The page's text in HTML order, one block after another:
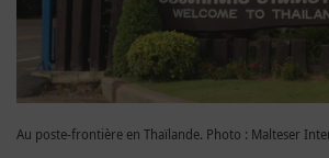
Au poste-frontière en Thaïlande. Photo : Malteser